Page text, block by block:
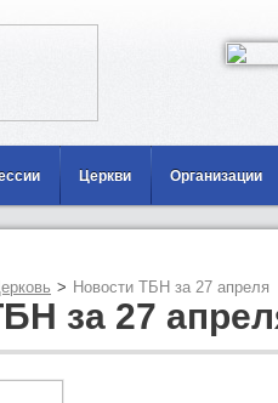
Церкви Организации
> Новости ТБН за 27 апреля
за 27